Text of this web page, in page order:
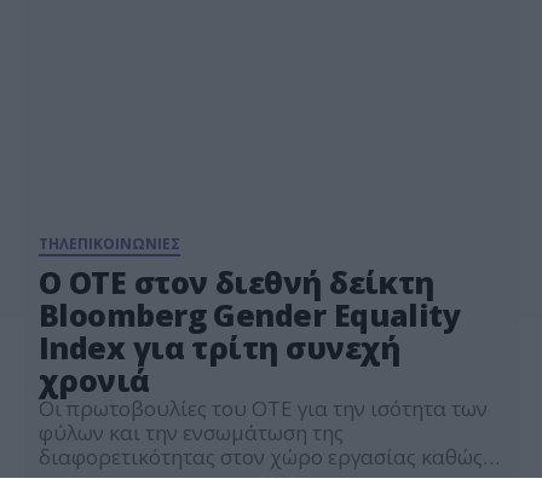
ΤΗΛΕΠΙΚΟΙΝΩΝΙΕΣ
Ο ΟΤΕ στον διεθνή δείκτη
Bloomberg Gender Equality
Index για τρίτη συνεχή
χρονιά
Οι πρωτοβουλίες του ΟΤΕ για την ισότητα των
φύλων και την ενσωμάτωση της
διαφορετικότητας στον χώρο εργασίας καθώς
και η διαφάνεια στη δημοσιοποίηση σχετικών